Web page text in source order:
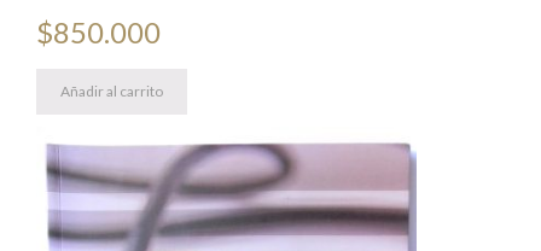
$850.000
Añadir al carrito